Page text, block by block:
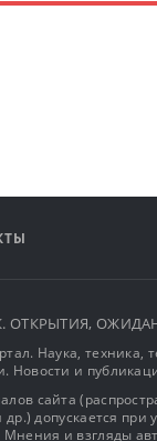
ОТКРЫТИЯ,
Наука, техника,
Новости и
сайта
др.) допускается
и взгляды